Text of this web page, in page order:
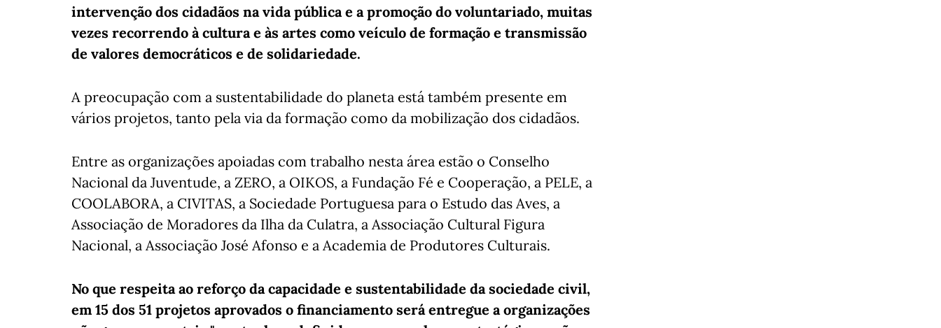
intervenção dos cidadãos na vida pública e a promoção do voluntariado, muitas
vezes recorrendo à cultura e às artes como veículo de formação e transmissão
de valores democráticos e de solidariedade.
A preocupação com a sustentabilidade do planeta está também presente em
vários projetos, tanto pela via da formação como da mobilização dos cidadãos.
Entre as organizações apoiadas com trabalho nesta área estão o Conselho
Nacional da Juventude, a ZERO, a OIKOS, a Fundação Fé e Cooperação, a PELE, a
COOLABORA, a CIVITAS, a Sociedade Portuguesa para o Estudo das Aves, a
Associação de Moradores da Ilha da Culatra, a Associação Cultural Figura
Nacional, a Associação José Afonso e a Academia de Produtores Culturais.
No que respeita ao reforço da capacidade e sustentabilidade da sociedade civil,
em 15 dos 51 projetos aprovados o financiamento será entregue a organizações